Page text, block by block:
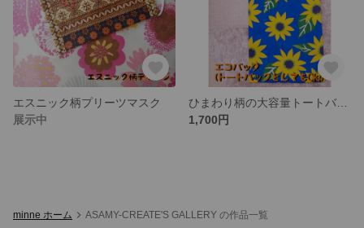
エスニック柄プリーツマスク
展示中
1,700円
minne ホーム ASAMY-CREATE'S GALLERY の作品一覧